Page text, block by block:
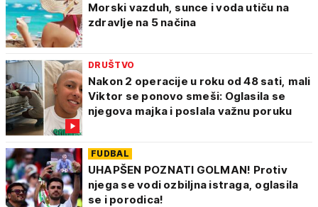
Morski vazduh, sunce i voda utiču na
zdravlje na 5 načina
DRUŠTVO
Nakon 2 operacije u roku od 48 sati, mali
Viktor se ponovo smeši: Oglasila se
njegova majka i poslala važnu poruku
FUDBAL
UHAPŠEN POZNATI GOLMAN! Protiv
njega se vodi ozbiljna istraga, oglasila
se i porodica!